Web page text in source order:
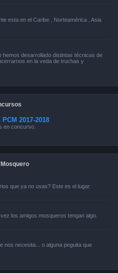
esta en el Caribe , Norteamérica , Asia
hemos desarrollado distintas técnicas de
en la veda de truchas y
2017-2018
en concurso.
que ya no usas? Este es el lugar.
los amigos mosqueros tengan algo.
nos necesita... o alguna peguita que